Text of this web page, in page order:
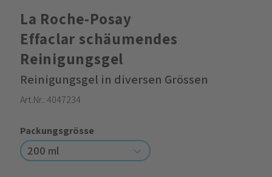
La Roche-Posay
Effaclar schäumendes
Reinigungsgel
Reinigungsgel in diversen Grössen
Art.Nr.: 4047234
Packungsgrösse
200 ml